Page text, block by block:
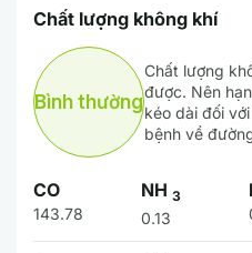
Chất lượng không khí
Bình thường
Chất lượng
được. Nên
kéo dài đối
bệnh về
CO
143.78
NH 3
0.13